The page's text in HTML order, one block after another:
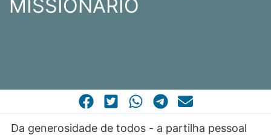
CASA COMUM
POR VOCAÇÃO
MISSIONÁRIO
Da generosidade de todos - a partilha pessoal